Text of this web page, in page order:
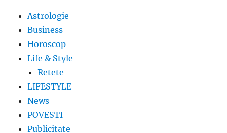
Astrologie
Business
Horoscop
Life & Style
Retete
LIFESTYLE
News
POVESTI
Publicitate